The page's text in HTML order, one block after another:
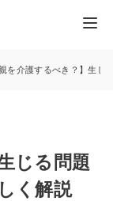
親を介護するべき？】生じ
じる問題
く解説